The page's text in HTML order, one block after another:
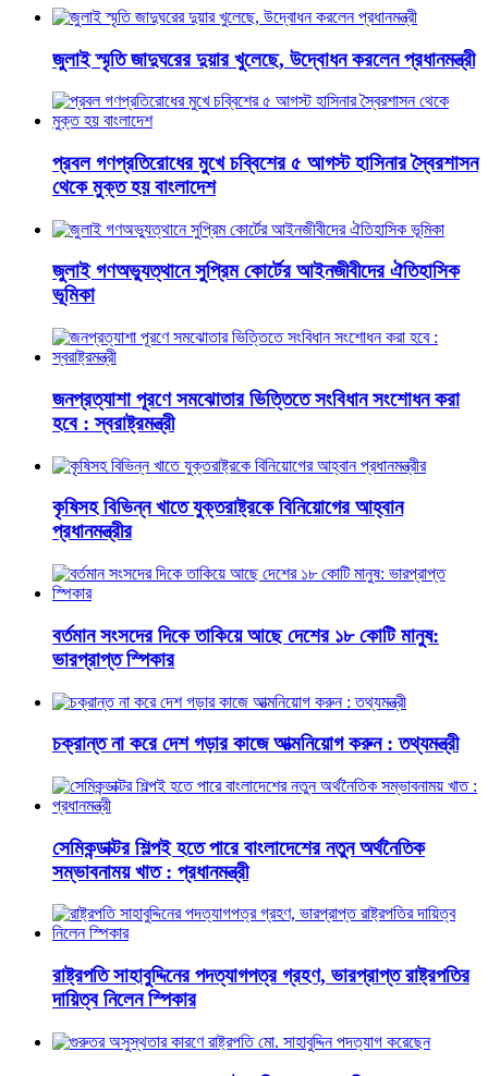
জুলাই স্মৃতি জাদুঘরের দুয়ার খুলেছে, উদ্বোধন করলেন প্রধানমন্ত্রী
প্রবল গণপ্রতিরোধের মুখে চব্বিশের ৫ আগস্ট হাসিনার স্বৈরশাসন
থেকে মুক্ত হয় বাংলাদেশ
জুলাই গণঅভ্যুত্থানে সুপ্রিম কোর্টের আইনজীবীদের ঐতিহাসিক
ভূমিকা
জনপ্রত্যাশা পূরণে সমঝোতার ভিত্তিতে সংবিধান সংশোধন করা
হবে : স্বরাষ্ট্রমন্ত্রী
কৃষিসহ বিভিন্ন খাতে যুক্তরাষ্ট্রকে বিনিয়োগের আহ্বান
প্রধানমন্ত্রীর
বর্তমান সংসদের দিকে তাকিয়ে আছে দেশের ১৮ কোটি মানুষ:
ভারপ্রাপ্ত স্পিকার
চক্রান্ত না করে দেশ গড়ার কাজে আত্মনিয়োগ করুন : তথ্যমন্ত্রী
সেমিকন্ডাক্টর শিল্পই হতে পারে বাংলাদেশের নতুন অর্থনৈতিক
সম্ভাবনাময় খাত : প্রধানমন্ত্রী
রাষ্ট্রপতি সাহাবুদ্দিনের পদত্যাগপত্র গ্রহণ, ভারপ্রাপ্ত রাষ্ট্রপতির
দায়িত্ব নিলেন স্পিকার